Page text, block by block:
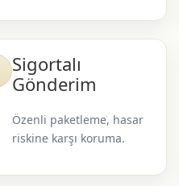
Sigortalı
Gönderim
Özenli paketleme, hasar
riskine karşı koruma.